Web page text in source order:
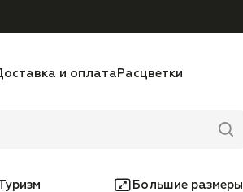
и оплата Расцветки
Большие размеры